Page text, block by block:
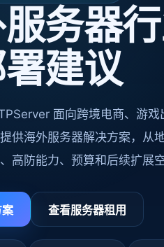
务器
建议
面向跨境电商、游
供海外服务器解决方案，从
高防能力、预算和后续扩展
查看服务器租用